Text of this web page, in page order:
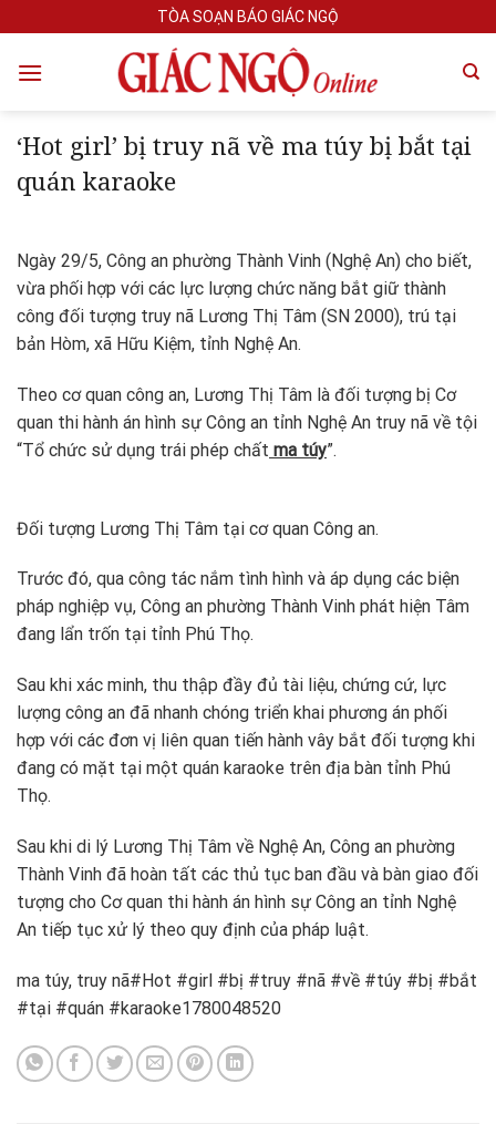
to
content
TÒA SOẠN BÁO GIÁC NGỘ
‘Hot girl’ bị truy nã về ma túy bị bắt tại
quán karaoke
Ngày 29/5, Công an phường Thành Vinh (Nghệ An) cho biết,
vừa phối hợp với các lực lượng chức năng bắt giữ thành
công đối tượng truy nã Lương Thị Tâm (SN 2000), trú tại
bản Hòm, xã Hữu Kiệm, tỉnh Nghệ An.
Theo cơ quan công an, Lương Thị Tâm là đối tượng bị Cơ
quan thi hành án hình sự Công an tỉnh Nghệ An truy nã về tội
“Tổ chức sử dụng trái phép chất ma túy”.
Đối tượng Lương Thị Tâm tại cơ quan Công an.
Trước đó, qua công tác nắm tình hình và áp dụng các biện
pháp nghiệp vụ, Công an phường Thành Vinh phát hiện Tâm
đang lẩn trốn tại tỉnh Phú Thọ.
Sau khi xác minh, thu thập đầy đủ tài liệu, chứng cứ, lực
lượng công an đã nhanh chóng triển khai phương án phối
hợp với các đơn vị liên quan tiến hành vây bắt đối tượng khi
đang có mặt tại một quán karaoke trên địa bàn tỉnh Phú
Thọ.
Sau khi di lý Lương Thị Tâm về Nghệ An, Công an phường
Thành Vinh đã hoàn tất các thủ tục ban đầu và bàn giao đối
tượng cho Cơ quan thi hành án hình sự Công an tỉnh Nghệ
An tiếp tục xử lý theo quy định của pháp luật.
ma túy, truy nã#Hot #girl #bị #truy #nã #về #túy #bị #bắt
#tại #quán #karaoke1780048520